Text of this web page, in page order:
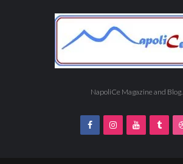
NapoliCe Magazine and Blog.